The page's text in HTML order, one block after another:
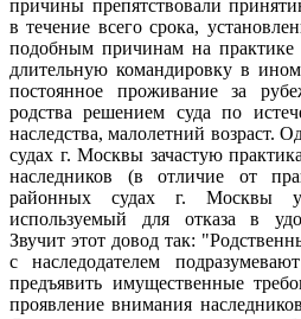
причины препятствовали
в течение всего срока,
подобным причинам на практике
длительную командировку в
постоянное проживание за
родства решением суда по
наследства, малолетний возраст.
судах г. Москвы зачастую
наследников (в отличие от
районных судах г. Москвы
используемый для отказа в
Звучит этот довод так:
с наследодателем
предъявить имущественные
проявление внимания